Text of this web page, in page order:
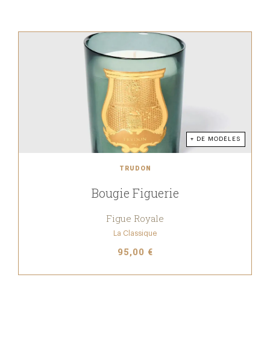
+ DE MODÈLES
TRUDON
Bougie Figuerie
Figue Royale
La Classique
95,00 €